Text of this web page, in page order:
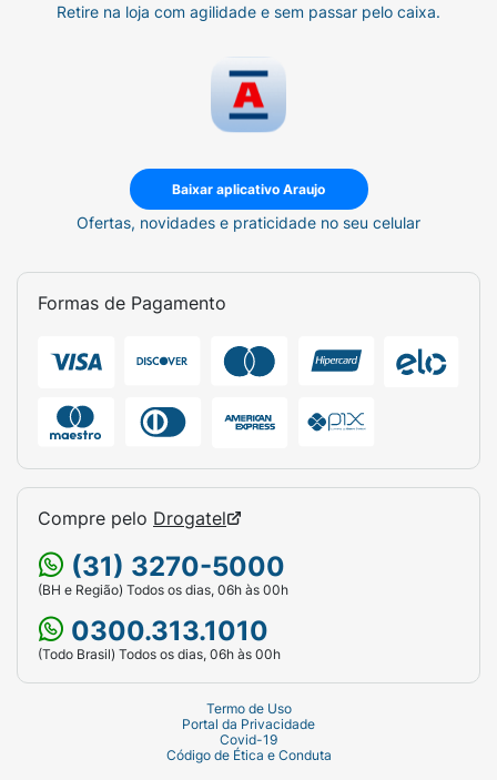
Retire na loja com agilidade e sem passar pelo caixa.
Baixar aplicativo Araujo
Ofertas, novidades e praticidade no seu celular
Formas de Pagamento
Compre pelo Drogatel
(31) 3270-5000
(BH e Região) Todos os dias, 06h às 00h
0300.313.1010
(Todo Brasil) Todos os dias, 06h às 00h
Termo de Uso
Portal da Privacidade
Covid-19
Código de Ética e Conduta